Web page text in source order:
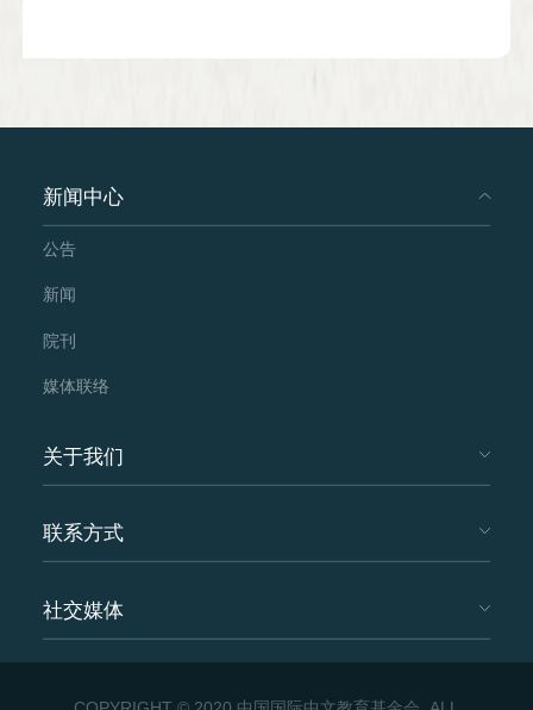
新闻中心
公告
新闻
院刊
媒体联络
关于我们
联系方式
社交媒体